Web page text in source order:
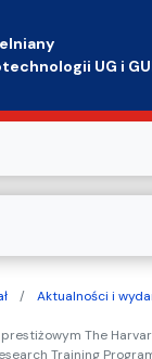
UG i
Aktualności i
The
Training